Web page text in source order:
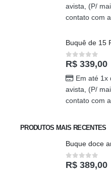
avista, (P/
contato com
Buquê de 15
0out of 5
R$ 339,00
Em até 1x
avista, (P/
contato com
PRODUTOS MAIS RECENTES
Buque doce
0out of 5
R$ 389,00